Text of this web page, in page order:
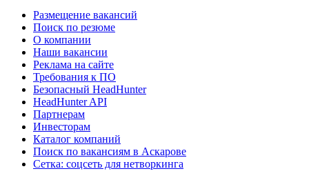
Размещение вакансий
Поиск по резюме
О компании
Наши вакансии
Реклама на сайте
Требования к ПО
Безопасный HeadHunter
HeadHunter API
Партнерам
Инвесторам
Каталог компаний
Поиск по вакансиям в Аскарове
Сетка: соцсеть для нетворкинга